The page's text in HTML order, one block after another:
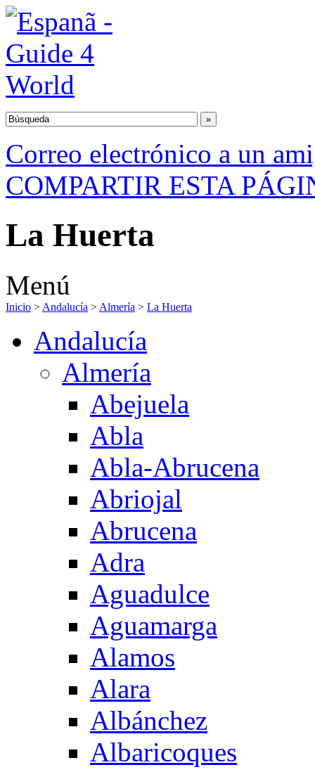
Correo electrónico a un
COMPARTIR ESTA
La Huerta
Menú
Inicio > Andalucía > Almería > La Huerta
Andalucía
Almería
Abejuela
Abla
Abla-Abrucena
Abriojal
Abrucena
Adra
Aguadulce
Aguamarga
Alamos
Alara
Albánchez
Albaricoques